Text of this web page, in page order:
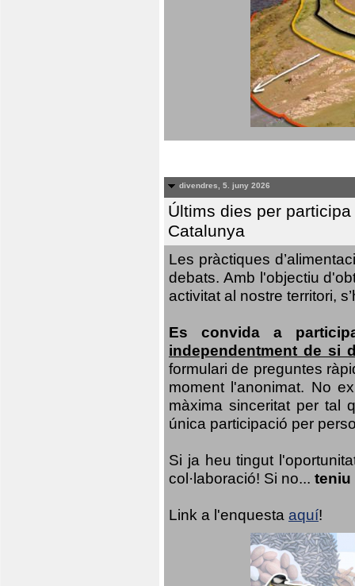
divendres, 5. juny 2026
Últims dies per
Catalunya
Les pràctiques
debats. Amb l'objectiu
activitat al nostre territori,
Es convida a
independentment de si
formulari de preguntes
moment l'anonimat. No
màxima sinceritat per tal
única participació per
Si ja heu tingut
col·laboració! Si no... teniu
Link a l'enquesta aquí!